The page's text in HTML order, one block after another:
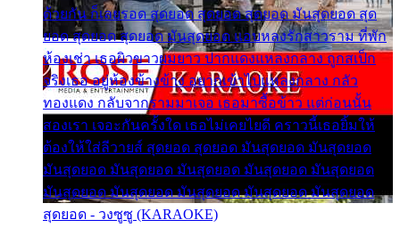
ด้วยกัน ก็เลยรอด สุดยอด สุดยอด สุดยอด มันสุดยอด สุด
ยอด สุดยอด สุดยอด มันสุดยอด แอบหลงรักสาวราม ที่พัก
ห้องเช่า เธอผิวขาวผมยาว ปากแดงแหลงกลาง ถูกสเป็ก
จริงเธอ อยู่ห้องข้างข้าง อยากเข้าไปแหลงกลาง กลัว
ทองแดง กลับจากรามมาเจอ เธอมาซื้อข้าว แต่ก่อนนั้น
สองเรา เจอะกันครั้งใด เธอไม่เคยไยดี คราวนี้เธอยิ้มให้
ต้องให้ใส่ลีวายส์ สุดยอด สุดยอด มันสุดยอด มันสุดยอด
มันสุดยอด มันสุดยอด มันสุดยอด มันสุดยอด มันสุดยอด
มันสุดยอด มันสุดยอด มันสุดยอด มันสุดยอด มันสุดยอด
สุดยอด - วงซูซู (KARAOKE)